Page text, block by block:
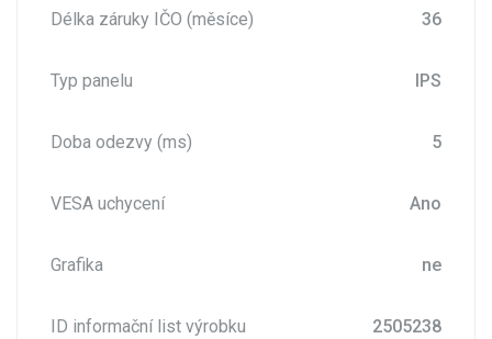
Délka záruky IČO (měsíce) 36
Typ panelu IPS
Doba odezvy (ms) 5
VESA uchycení Ano
Grafika ne
ID informační list výrobku 2505238